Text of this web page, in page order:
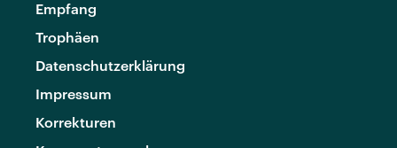
Empfang
Trophäen
Datenschutzerklärung
Impressum
Korrekturen